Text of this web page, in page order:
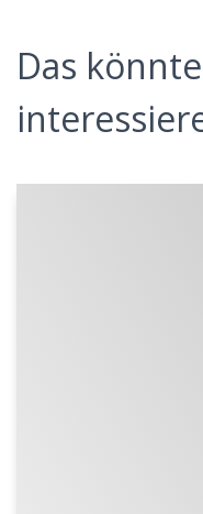
Das